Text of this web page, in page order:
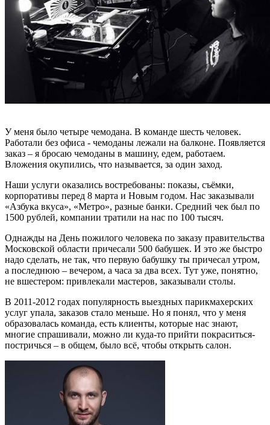
У меня было четыре чемодана. В команде шесть человек.
Работали без офиса - чемоданы лежали на балконе. Появляется
заказ – я бросаю чемоданы в машину, едем, работаем.
Вложения окупились, что называется, за один заход.
Наши услуги оказались востребованы: показы, съёмки,
корпоративы перед 8 марта и Новым годом. Нас заказывали
«Азбука вкуса», «Метро», разные банки. Средний чек был по
1500 рублей, компании тратили на нас по 100 тысяч.
Однажды на День пожилого человека по заказу правительства
Московской области причесали 500 бабушек. И это же быстро
надо сделать, не так, что первую бабушку ты причесал утром,
а последнюю – вечером, а часа за два всех. Тут уже, понятно,
не вшестером: привлекали мастеров, заказывали столы.
В 2011-2012 годах популярность выездных парикмахерских
услуг упала, заказов стало меньше. Но я понял, что у меня
образовалась команда, есть клиенты, которые нас знают,
многие спрашивали, можно ли куда-то прийти покраситься-
постричься – в общем, было всё, чтобы открыть салон.